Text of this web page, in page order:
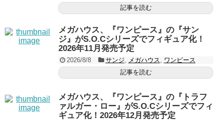
記事を読む
メガハウス、『ワンピース』の『サン
ジ』がS.O.Cシリーズでフィギュア化！
2026年11月発売予定
2026/8/8 サンジ, メガハウス, ワンピース
記事を読む
メガハウス、『ワンピース』の『トラフ
ァルガー・ロー』がS.O.Cシリーズでフィ
ギュア化！2026年12月発売予定